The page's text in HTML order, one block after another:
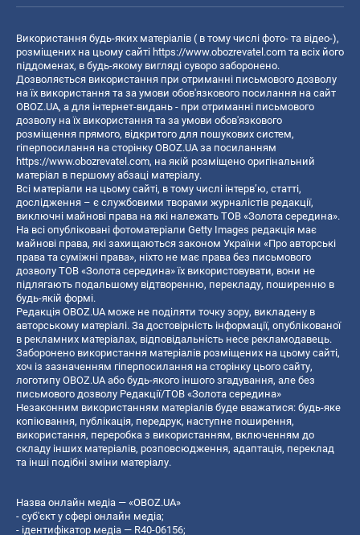
Використання будь-яких матеріалів ( в тому числі фото- та відео-),
розміщених на цьому сайті https://www.obozrevatel.com та всіх його
піддоменах, в будь-якому вигляді суворо заборонено.
Дозволяється використання при отриманні письмового дозволу
на їх використання та за умови обов'язкового посилання на сайт
OBOZ.UA, а для інтернет-видань - при отриманні письмового
дозволу на їх використання та за умови обов'язкового
розміщення прямого, відкритого для пошукових систем,
гіперпосилання на сторінку OBOZ.UA за посиланням
https://www.obozrevatel.com, на якій розміщено оригінальний
матеріал в першому абзаці матеріалу.
Всі матеріали на цьому сайті, в тому числі інтерв’ю, статті,
дослідження – є службовими творами журналістів редакції,
виключні майнові права на які належать ТОВ «Золота середина».
На всі опубліковані фотоматеріали Getty Images редакція має
майнові права, які захищаються законом України «Про авторські
права та суміжні права», ніхто не має права без письмового
дозволу ТОВ «Золота середина» їх використовувати, вони не
підлягають подальшому відтворенню, перекладу, поширенню в
будь-якій формі.
Редакція OBOZ.UA може не поділяти точку зору, викладену в
авторському матеріалі. За достовірність інформації, опублікованої
в рекламних матеріалах, відповідальність несе рекламодавець.
Заборонено використання матеріалів розміщених на цьому сайті,
хоч із зазначенням гіперпосилання на сторінку цього сайту,
логотипу OBOZ.UA або будь-якого іншого згадування, але без
письмового дозволу Редакції/ТОВ «Золота середина»
Незаконним використанням матеріалів буде вважатися: будь-яке
копiювання, публiкацiя, передрук, наступне поширення,
використання, переробка з використанням, включенням до
складу інших матеріалів, розповсюдження, адаптація, переклад
та інші подібні зміни матеріалу.
Назва онлайн медіа — «OBOZ.UA»
- суб'єкт у сфері онлайн медіа;
- ідентифікатор медіа — R40-06156;